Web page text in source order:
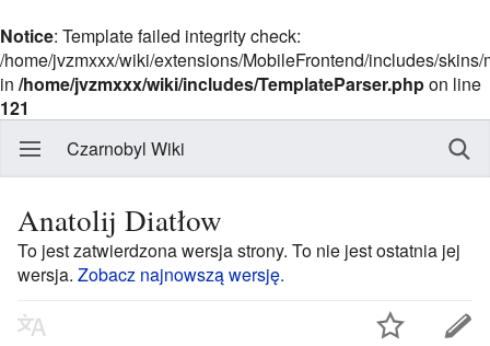
Notice: Template failed integrity check:
/home/jvzmxxx/wiki/extensions/MobileFrontend/includes/
in /home/jvzmxxx/wiki/includes/TemplateParser.phpon line
121
Czarnobyl Wiki
Anatolij Diatłow
To jest zatwierdzona wersja strony. To nie jest ostatnia jej
wersja. Zobacz najnowszą wersję.